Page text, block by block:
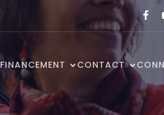
FINANCEMENT CONTACT